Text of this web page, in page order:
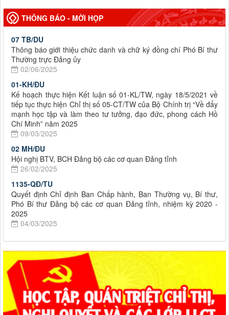
THÔNG BÁO - MỜI HỌP
07 TB/DU
Thông báo giới thiệu chức danh và chữ ký đồng chí Phó Bí thư
Thường trực Đảng ủy
02/06/2025
01-KH/ĐU
Kế hoạch thực hiện Kết luận số 01-KL/TW, ngày 18/5/2021 về
tiếp tục thực hiện Chỉ thị số 05-CT/TW của Bộ Chính trị “Về đẩy
mạnh học tập và làm theo tư tưởng, đạo đức, phong cách Hồ
Chí Minh” năm 2025
09/03/2025
02 MH/ĐU
Hội nghị BTV, BCH Đảng bộ các cơ quan Đảng tỉnh
26/02/2025
1135-QĐ/TU
Quyết định Chỉ định Ban Chấp hành, Ban Thường vụ, Bí thư,
Phó Bí thư Đảng bộ các cơ quan Đảng tỉnh, nhiệm kỳ 2020 -
2025
04/03/2025